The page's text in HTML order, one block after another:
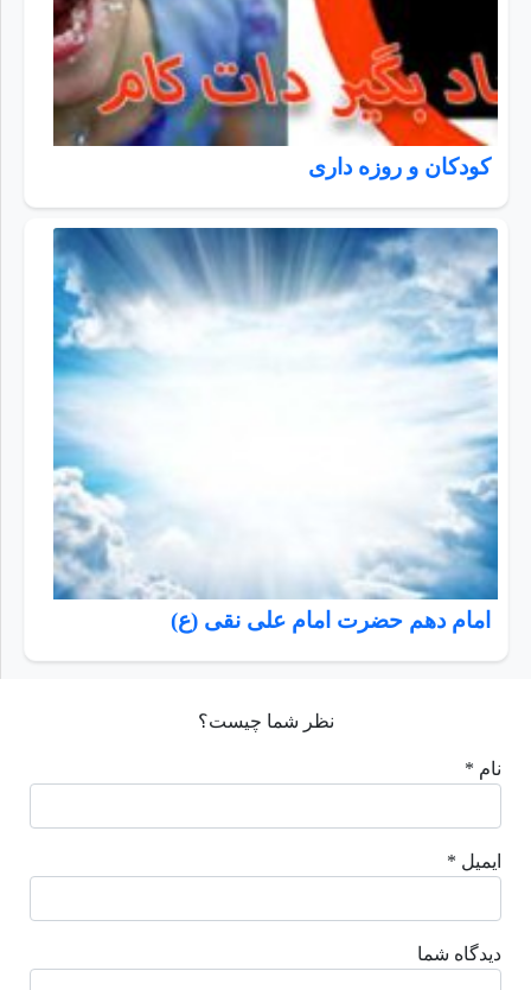
کودکان و روزه داری
امام دهم حضرت امام علی نقی (ع)
نظر شما چیست؟
نام *
ایمیل *
دیدگاه شما